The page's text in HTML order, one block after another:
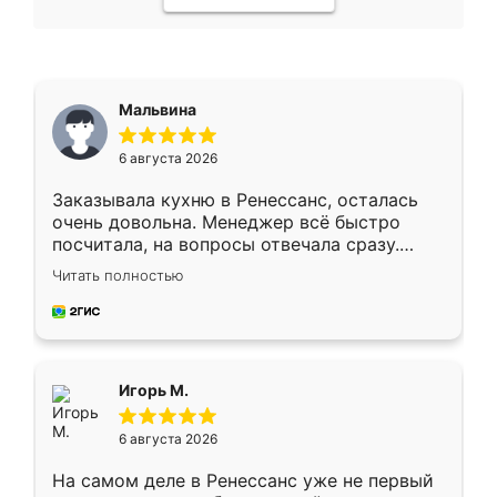
Мальвина
6 августа 2026
Заказывала кухню в Ренессанс, осталась
очень довольна. Менеджер всё быстро
посчитала, на вопросы отвечала сразу.
Замерщик приехал в субботу, подошёл к
делу со всей ответственностью. Собрали
за день, ребята работали аккуратно, даже
Читать полностью
Игорь М.
6 августа 2026
На самом деле в Ренессанс уже не первый